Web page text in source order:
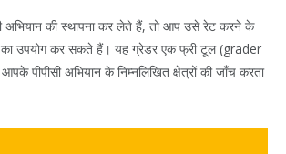
अभियान की स्थापना कर लेते हैं, तो आप उसे रेट करने के
का उपयोग कर सकते हैं। यह ग्रेडर एक फ्री टूल (grader
पीपीसी अभियान के निम्नलिखित क्षेत्रों की जाँच करता